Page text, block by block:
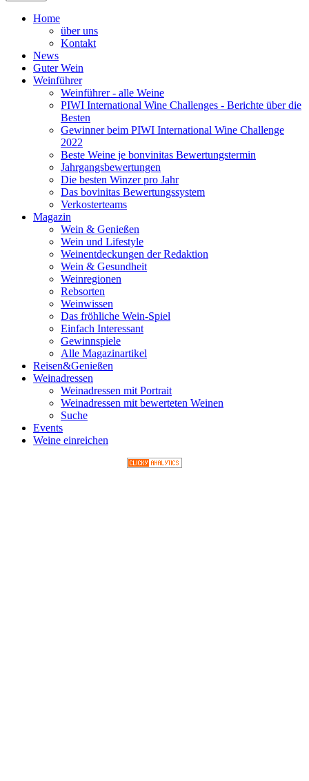
Home
über uns
Kontakt
News
Guter Wein
Weinführer
Weinführer - alle Weine
PIWI International Wine Challenges - Berichte über die
Besten
Gewinner beim PIWI International Wine Challenge
2022
Beste Weine je bonvinitas Bewertungstermin
Jahrgangsbewertungen
Die besten Winzer pro Jahr
Das bovinitas Bewertungssystem
Verkosterteams
Magazin
Wein & Genießen
Wein und Lifestyle
Weinentdeckungen der Redaktion
Wein & Gesundheit
Weinregionen
Rebsorten
Weinwissen
Das fröhliche Wein-Spiel
Einfach Interessant
Gewinnspiele
Alle Magazinartikel
Reisen&Genießen
Weinadressen
Weinadressen mit Portrait
Weinadressen mit bewerteten Weinen
Suche
Events
Weine einreichen